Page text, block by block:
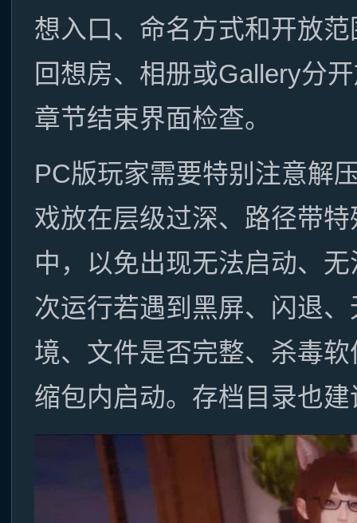
想入口、命名方式和开放
回想房、相册或Gallery分
章节结束界面检查。
PC版玩家需要特别注意解
戏放在层级过深、路径带
中，以免出现无法启动、
次运行若遇到黑屏、闪退
境、文件是否完整、杀毒
缩包内启动。存档目录也